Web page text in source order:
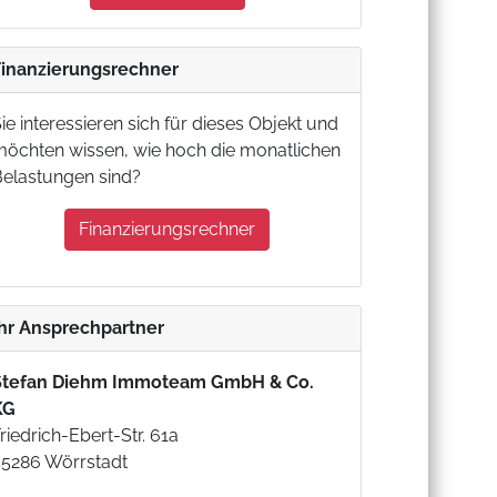
interessieren sich für dieses Objekt und
wissen, wie hoch die monatlichen
sind?
Finanzierungsrechner
Ansprechpartner
Diehm Immoteam GmbH & Co.
Ebert-Str. 61a
Wörrstadt